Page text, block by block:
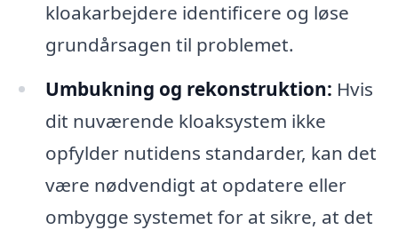
kloakarbejdere identificere og løse
grundårsagen til problemet.
Umbukning og rekonstruktion: Hvis
dit nuværende kloaksystem ikke
opfylder nutidens standarder, kan det
være nødvendigt at opdatere eller
ombygge systemet for at sikre, at det